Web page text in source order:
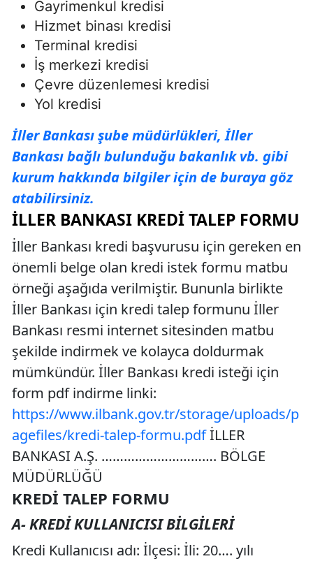
Gayrimenkul kredisi
Hizmet binası kredisi
Terminal kredisi
İş merkezi kredisi
Çevre düzenlemesi kredisi
Yol kredisi
İller Bankası şube müdürlükleri, İller
Bankası bağlı bulunduğu bakanlık vb. gibi
kurum hakkında bilgiler için de buraya göz
atabilirsiniz.
İLLER BANKASI KREDI TALEP FORMU
İller Bankası kredi başvurusu için gereken en
önemli belge olan kredi istek formu matbu
örneği aşağıda verilmiştir. Bununla birlikte
İller Bankası için kredi talep formunu İller
Bankası resmi internet sitesinden matbu
şekilde indirmek ve kolayca doldurmak
mümkündür. İller Bankası kredi isteği için
form pdf indirme linki:
https://www.ilbank.gov.tr/storage/uploads/p
agefiles/kredi-talep-formu.pdfİLLER
BANKASI A.Ş. …………………………. BÖLGE
MÜDÜRLÜĞÜ
KREDİ TALEP FORMU
A- KREDİ KULLANICISI BİLGİLERİ
Kredi Kullanıcısı adı: İlçesi: İli: 20…. yılı